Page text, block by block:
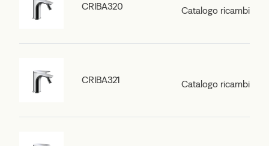
CRIBA320 Catalogo ricambi
CRIBA321 Catalogo ricambi